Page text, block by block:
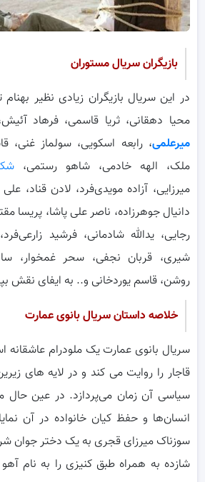
بازیگران سریال مستوران
در این سریال بازیگران زیادی نظیر
محیا دهقانی، ثریا قاسمی، فرهاد
میرعلمی، رابعه اسکویی، سولماز غنی،
ملک، الهه خادمی، شاهو رستمی،
میرزایی، آزاده مویدی‌فرد، لادن قناد،
دانیال جوهرزاده، ناصر علی پاشا، پریسا
رجایی، یدالله شادمانی، فرشید
شیری، قربان نجفی، سحر غمخوار،
روشن، قاسم یوردخانی و.. به ایفای نقش
خلاصه داستان سریال بانوی عمارت
سریال بانوی عمارت یک ملودرام
قاجار را روایت می کند و در لایه های
سیاسی آن زمان می‌پردازد. در عین حال
انسان‌ها و حفظ کیان خانواده در آن
سوزناک میرزای قجری به یک دختر جوان
شازده به همراه طبق کنیزی را به نام